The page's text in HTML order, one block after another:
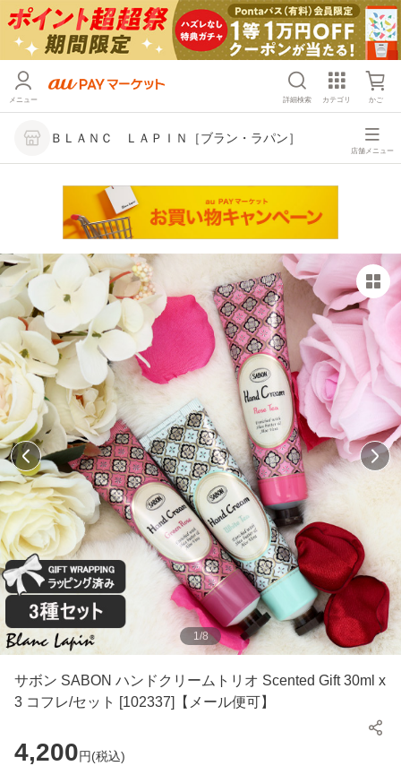
メニュー 詳細検索 カテゴリ かご
ＢＬＡＮＣ ＬＡＰＩＮ［ブラン・ラパン］
店舗メニュー
1/8
サボン SABON ハンドクリームトリオ Scented Gift 30ml x
3 コフレ/セット [102337]【メール便可】
4,200円(税込)